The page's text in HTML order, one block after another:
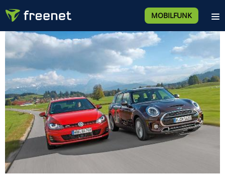
MOBILFUNK